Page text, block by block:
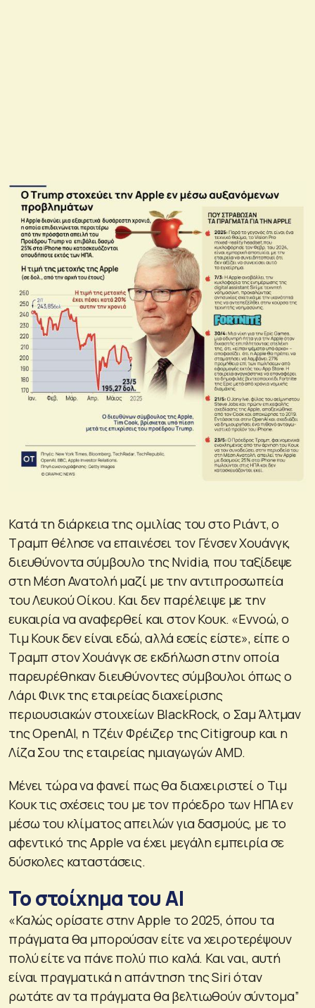
Κατά τη διάρκεια της ομιλίας του στο Ριάντ, ο
Τραμπ θέλησε να επαινέσει τον Γένσεν Χουάνγκ,
διευθύνοντα σύμβουλο της Nvidia, που ταξίδεψε
στη Μέση Ανατολή μαζί με την αντιπροσωπεία
του Λευκού Οίκου. Και δεν παρέλειψε με την
ευκαιρία να αναφερθεί και στον Κουκ. «Εννοώ, ο
Τιμ Κουκ δεν είναι εδώ, αλλά εσείς είστε», είπε ο
Τραμπ στον Χουάνγκ σε εκδήλωση στην οποία
παρευρέθηκαν διευθύνοντες σύμβουλοι όπως ο
Λάρι Φινκ της εταιρείας διαχείρισης
περιουσιακών στοιχείων BlackRock, ο Σαμ Άλτμαν
της OpenAI, η Τζέιν Φρέιζερ της Citigroup και η
Λίζα Σου της εταιρείας ημιαγωγών AMD.
Μένει τώρα να φανεί πως θα διαχειριστεί ο Τιμ
Κουκ τις σχέσεις του με τον πρόεδρο των ΗΠΑ εν
μέσω του κλίματος απειλών για δασμούς, με το
αφεντικό της Apple να έχει μεγάλη εμπειρία σε
δύσκολες καταστάσεις.
Το στοίχημα του ΑΙ
«Καλώς ορίσατε στην Apple το 2025, όπου τα
πράγματα θα μπορούσαν είτε να χειροτερέψουν
πολύ είτε να πάνε πολύ πιο καλά. Και ναι, αυτή
είναι πραγματικά η απάντηση της Siri όταν
ρωτάτε αν τα πράγματα θα βελτιωθούν σύντομα”